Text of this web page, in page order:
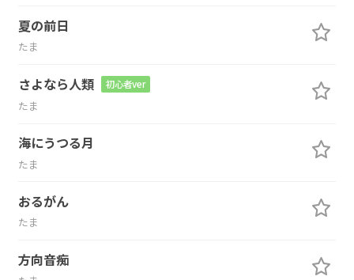
夏の前日
たま
さよなら人類 初心者ver
たま
海にうつる月
たま
おるがん
たま
方向音痴